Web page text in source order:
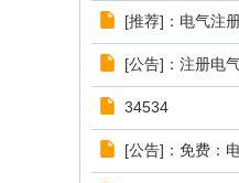
[推荐]：电气注
[公告]：注册电
34534
[公告]：免费：